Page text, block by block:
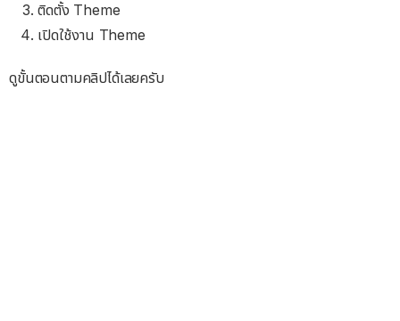
ติดตั้ง Theme
เปิดใช้งาน Theme
ดูขั้นตอนตามคลิปได้เลยครับ